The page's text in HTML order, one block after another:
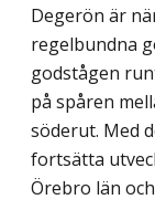
Degerön är
regelbundna
godstågen
på spåren
söderut. Med
fortsätta
Örebro län